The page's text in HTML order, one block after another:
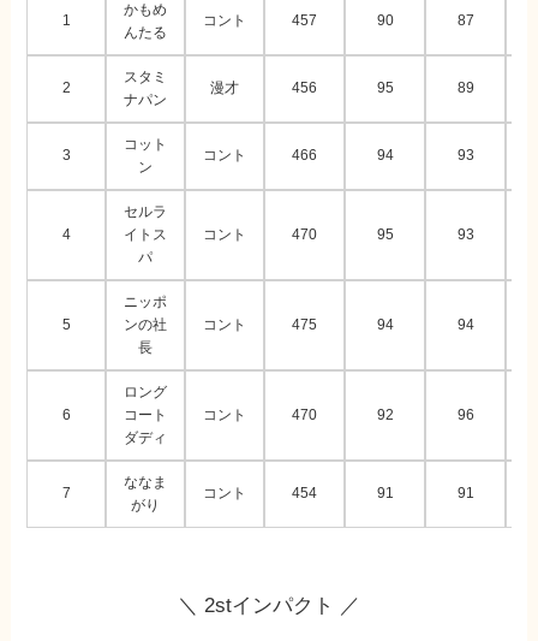
1
かもめ
んたる
コント 457 90 87
2
スタミ
ナパン
漫才 456 95 89
3
コット
ン
コント 466 94 93
4
セルラ
イトス
パ
コント 470 95 93
5
ニッポ
ンの社
長
コント 475 94 94
6
ロング
コート
ダディ
コント 470 92 96
7
ななま
がり
コント 454 91 91
＼ 2stインパクト ／